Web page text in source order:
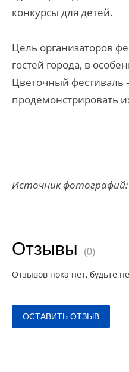
конкурсы для детей.
Цель организаторов
гостей города, в
Цветочный фестиваль
продемонстрировать
Источник фотографий:
Отзывы (0)
Отзывов пока нет, будьте
ОСТАВИТЬ ОТЗЫВ